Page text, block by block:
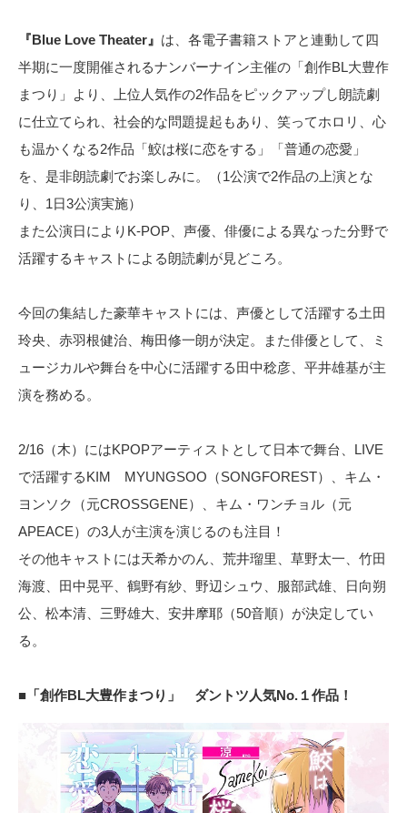
『Blue Love Theater』 は、各電子書籍ストアと連動して四
半期に一度開催されるナンバーナイン主催の「創作BL大豊作
まつり」より、上位人気作の2作品をピックアップし朗読劇
に仕立てられ、社会的な問題提起もあり、笑ってホロリ、心
も温かくなる2作品「鮫は桜に恋をする」「普通の恋愛」
を、是非朗読劇でお楽しみに。（1公演で2作品の上演とな
り、1日3公演実施）
また公演日によりK-POP、声優、俳優による異なった分野で
活躍するキャストによる朗読劇が見どころ。
今回の集結した豪華キャストには、声優として活躍する土田
玲央、赤羽根健治、梅田修一朗が決定。また俳優として、ミ
ュージカルや舞台を中心に活躍する田中稔彦、平井雄基が主
演を務める。
2/16（木）にはKPOPアーティストとして日本で舞台、LIVE
で活躍するKIM MYUNGSOO（SONGFOREST）、キム・
ヨンソク（元CROSSGENE）、キム・ワンチョル（元
APEACE）の3人が主演を演じるのも注目！
その他キャストには天希かのん、荒井瑠里、草野太一、竹田
海渡、田中晃平、鶴野有紗、野辺シュウ、服部武雄、日向朔
公、松本清、三野雄大、安井摩耶（50音順）が決定してい
る。
■「創作BL大豊作まつり」 ダントツ人気No.１作品！